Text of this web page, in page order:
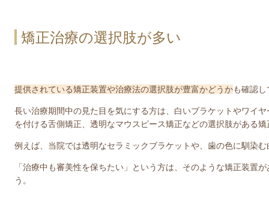
矯正治療の選択肢が多い
提供されている矯正装置や治療法の選択肢が豊富かどうかも確認
長い治療期間中の見た目を気にする方は、白いブラケットやワイ
を付ける舌側矯正、透明なマウスピース矯正などの選択肢がある
例えば、当院では透明なセラミックブラケットや、歯の色に馴染
「治療中も審美性を保ちたい」という方は、そのような矯正装置
う。